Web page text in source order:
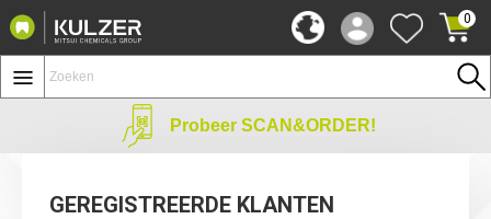
0
Probeer SCAN&ORDER!
GEREGISTREERDE KLANTEN